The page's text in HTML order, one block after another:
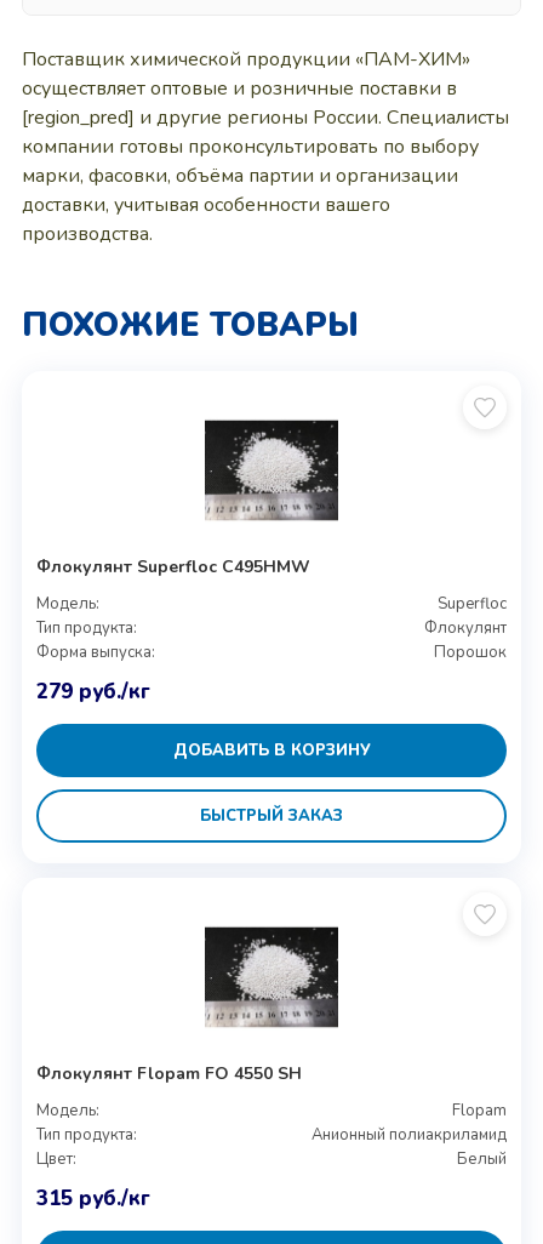
Поставщик химической продукции «ПАМ-ХИМ»
осуществляет оптовые и розничные поставки в
[region_pred] и другие регионы России. Специалисты
компании готовы проконсультировать по выбору
марки, фасовки, объёма партии и организации
доставки, учитывая особенности вашего
производства.
ПОХОЖИЕ ТОВАРЫ
Флокулянт Superfloc C495HMW
Модель:
Superfloc
Тип продукта:
Флокулянт
Форма выпуска:
Порошок
279 руб./кг
ДОБАВИТЬ В КОРЗИНУ
БЫСТРЫЙ ЗАКАЗ
Флокулянт Flopam FO 4550 SH
Модель:
Flopam
Тип продукта:
Анионный полиакриламид
Цвет:
Белый
315 руб./кг